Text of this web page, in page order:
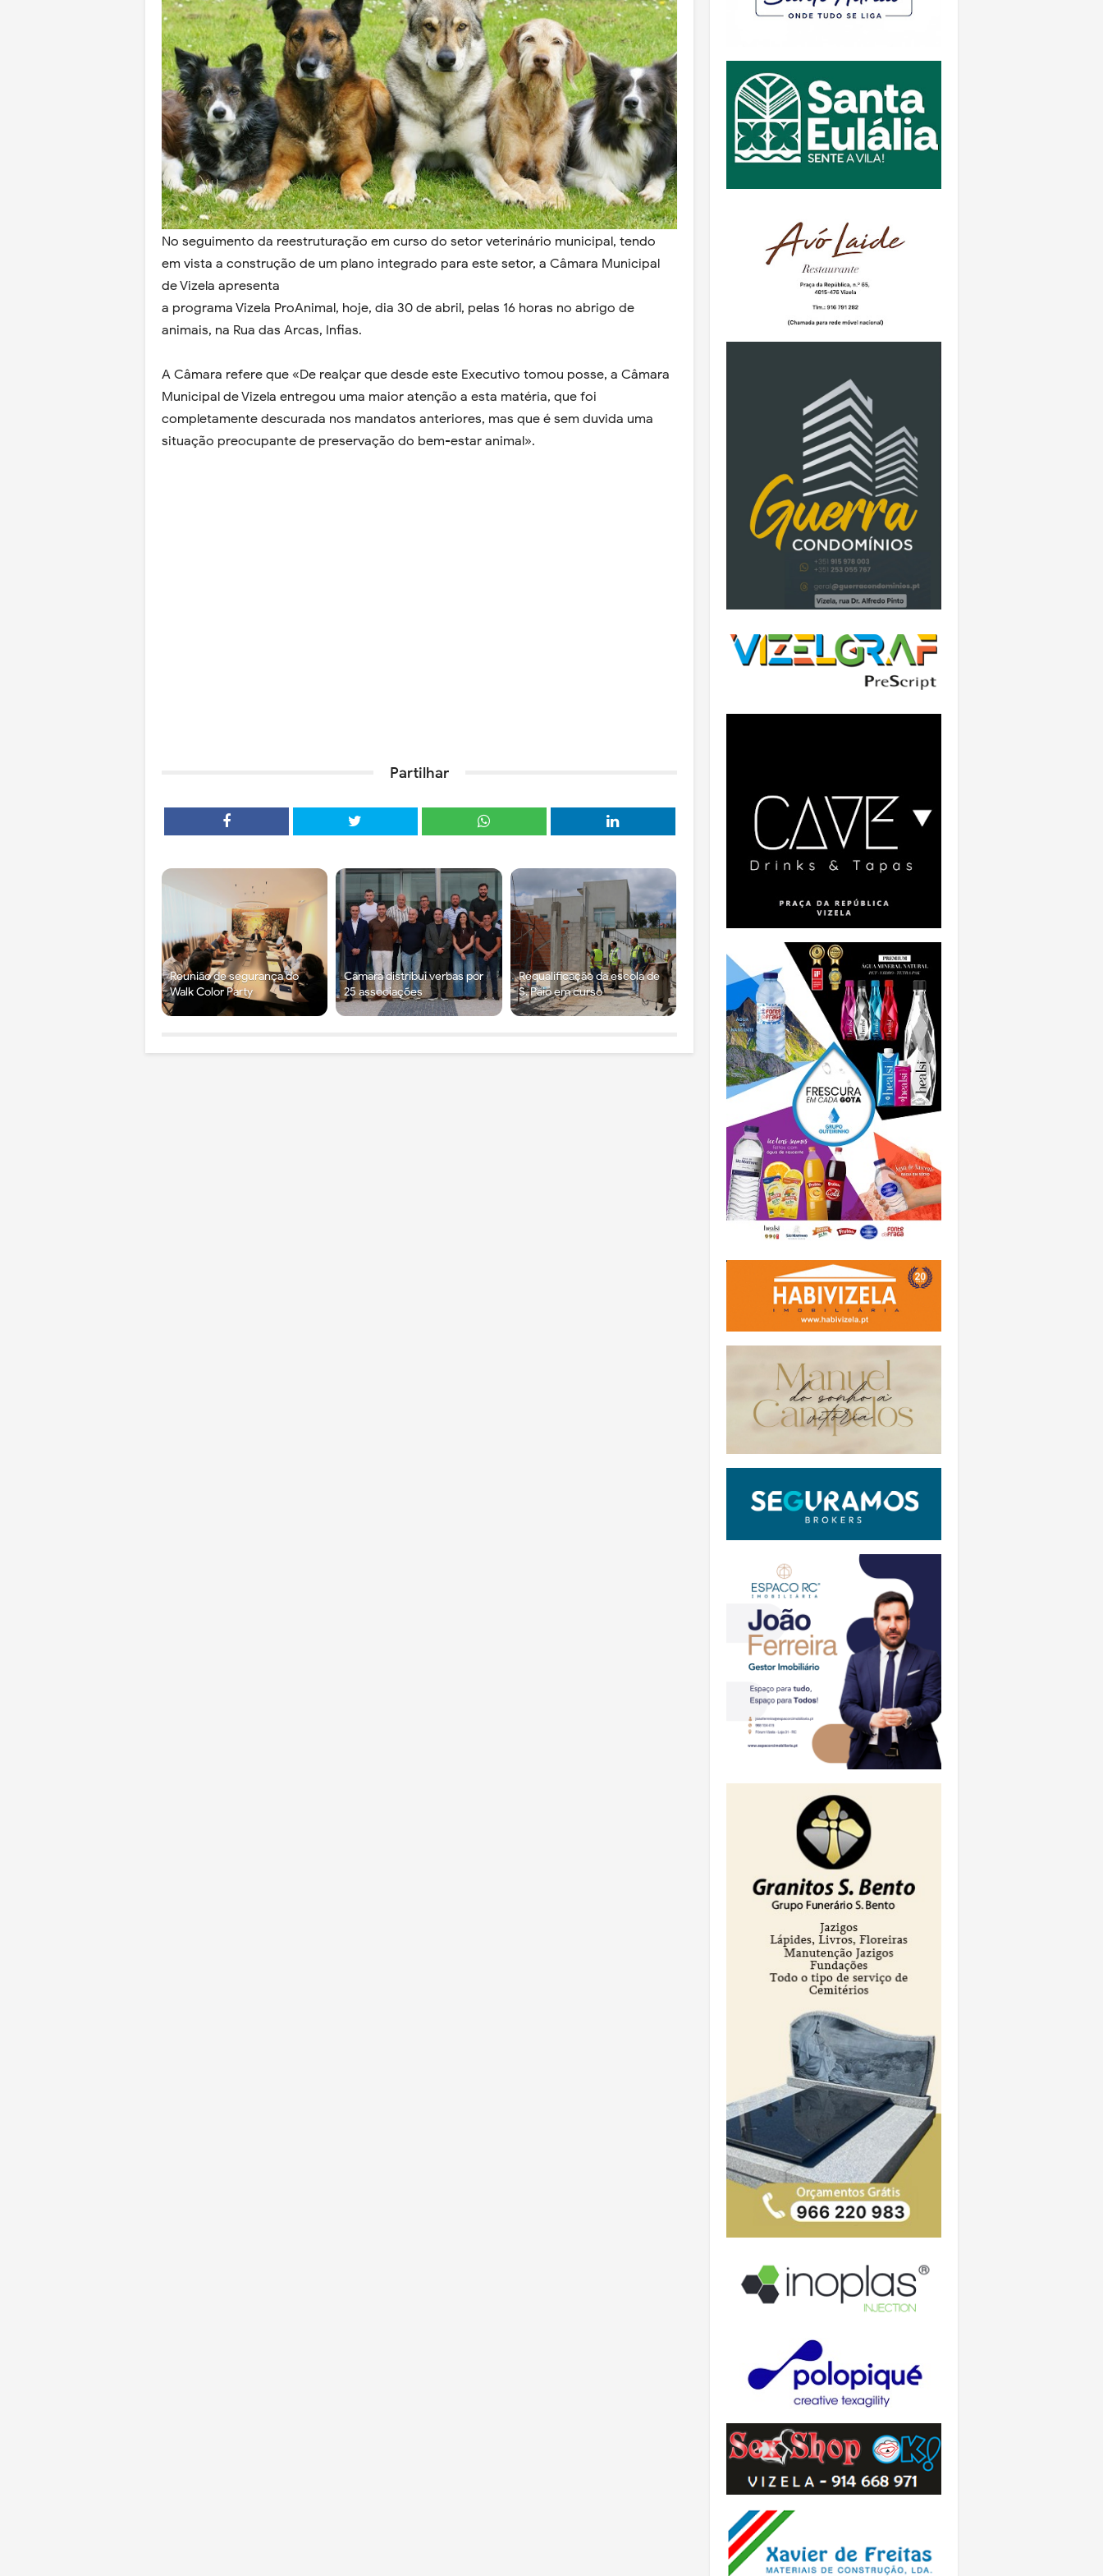
No seguimento da reestruturação em curso do setor veterinário municipal, tendo
em vista a construção de um plano integrado para este setor, a Câmara Municipal
de Vizela apresenta
a programa Vizela ProAnimal, hoje, dia 30 de abril, pelas 16 horas no abrigo de
animais, na Rua das Arcas, Infias.
A Câmara refere que «De realçar que desde este Executivo tomou posse, a Câmara
Municipal de Vizela entregou uma maior atenção a esta matéria, que foi
completamente descurada nos mandatos anteriores, mas que é sem duvida uma
situação preocupante de preservação do bem-estar animal». ​
Partilhar
Reunião de segurança do
Walk Color Party
Câmara distribui verbas por
25 associações
Requalificação da escola de
S. Paio em curso